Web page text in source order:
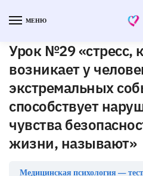
МЕНЮ
Урок №29 «стресс,
возникает у
экстремальных
способствует
чувства
жизни, называют»
Медицинская психология —